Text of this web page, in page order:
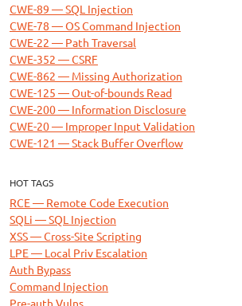
CWE-89 — SQL Injection
CWE-78 — OS Command Injection
CWE-22 — Path Traversal
CWE-352 — CSRF
CWE-862 — Missing Authorization
CWE-125 — Out-of-bounds Read
CWE-200 — Information Disclosure
CWE-20 — Improper Input Validation
CWE-121 — Stack Buffer Overflow
HOT TAGS
RCE — Remote Code Execution
SQLi — SQL Injection
XSS — Cross-Site Scripting
LPE — Local Priv Escalation
Auth Bypass
Command Injection
Pre-auth Vulns